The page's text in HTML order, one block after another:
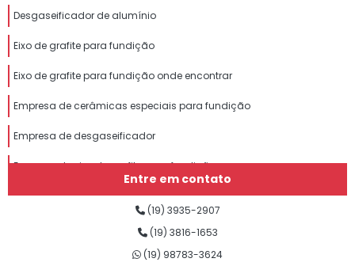
Desgaseificador de alumínio
Eixo de grafite para fundição
Eixo de grafite para fundição onde encontrar
Empresa de cerâmicas especiais para fundição
Empresa de desgaseificador
Empresa de eixo de grafite para fundição
Empresa de grafite para fundição
Empresa de insumos para fundição
Empresa de lubrificantes para fundição
Entre em contato
(19) 3935-2907
(19) 3816-1653
(19) 98783-3624